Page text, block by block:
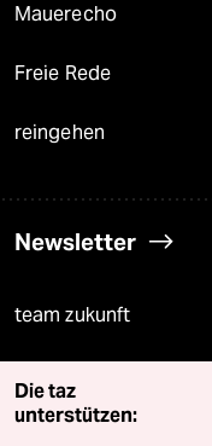
Mauerecho
Freie Rede
reingehen
Newsletter
team zukunft
Die taz
unterstützen: